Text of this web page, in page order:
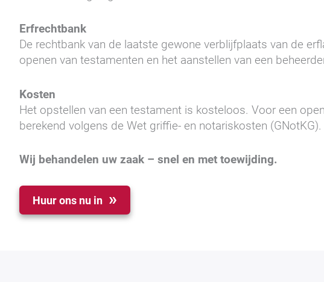
Erfrechtbank
De rechtbank van de laatste gewone verblijfplaats van de
openen van testamenten en het aanstellen van een
Kosten
Het opstellen van een testament is kosteloos. Voor een
berekend volgens de Wet griffie- en notariskosten (GNotKG).
Wij behandelen uw zaak – snel en met toewijding.
Huur ons nu in